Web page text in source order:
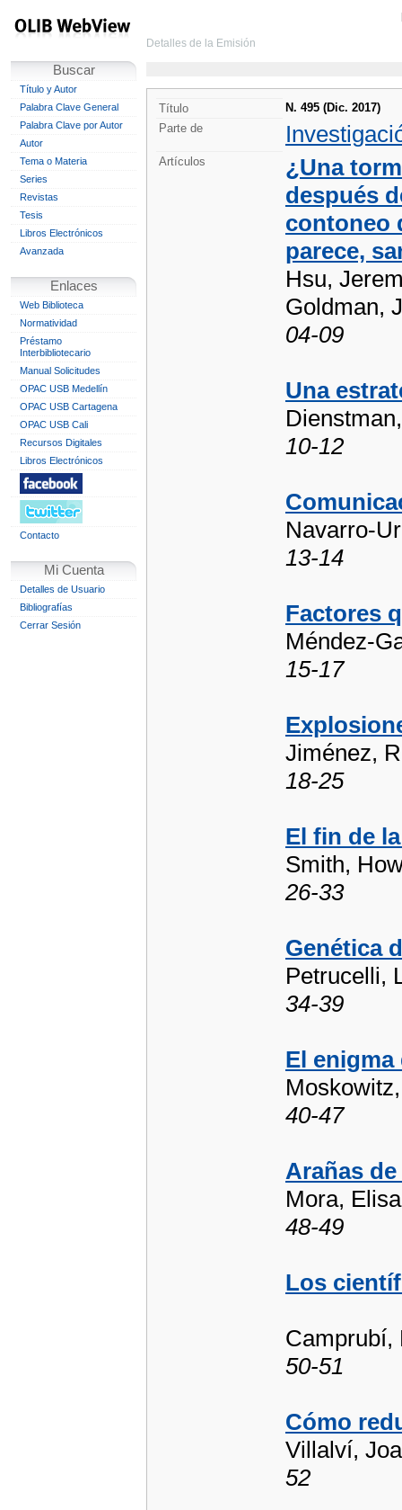
Buscar
Título y Autor
Palabra Clave General
Palabra Clave por Autor
Autor
Tema o Materia
Series
Revistas
Tesis
Libros Electrónicos
Avanzada
Enlaces
Web Biblioteca
Normatividad
Préstamo
Interbibliotecario
Manual Solicitudes
OPAC USB Medellín
OPAC USB Cartagena
OPAC USB Cali
Recursos Digitales
Libros Electrónicos
Contacto
Mi Cuenta
Detalles de Usuario
Bibliografías
Cerrar Sesión
Detalles de la Emisión
Título
N. 495 (Dic. 2017)
Parte de
Artículos
¿Una
después
contoneo
parece,
Hsu,
Goldman,
04-09
Una
10-12
Navarro-
13-14
Factores
Méndez-
15-17
Jiménez,
18-25
El fin de
Smith,
26-33
Genética
Petrucelli,
34-39
El
40-47
Arañas
Mora,
48-49
Los
Camprubí,
50-51
Cómo
Villalví,
52